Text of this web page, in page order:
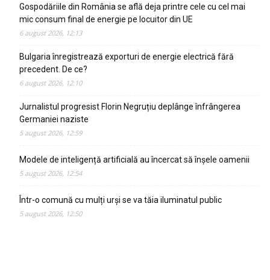
Gospodăriile din România se află deja printre cele cu cel mai
mic consum final de energie pe locuitor din UE
6 august 2026, 12:13
Bulgaria înregistrează exporturi de energie electrică fără
precedent. De ce?
6 august 2026, 12:10
Jurnalistul progresist Florin Negruțiu deplânge înfrângerea
Germaniei naziste
5 august 2026, 12:59
Modele de inteligență artificială au încercat să înșele oamenii
5 august 2026, 12:54
Într-o comună cu mulți urși se va tăia iluminatul public
5 august 2026, 12:50